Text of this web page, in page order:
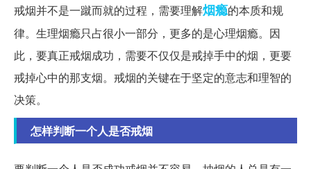
戒烟并不是一蹴而就的过程，需要理解烟瘾的本质和规
律。生理烟瘾只占很小一部分，更多的是心理烟瘾。因
此，要真正戒烟成功，需要不仅仅是戒掉手中的烟，更要
戒掉心中的那支烟。戒烟的关键在于坚定的意志和理智的
决策。
怎样判断一个人是否戒烟